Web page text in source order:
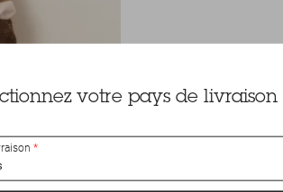
votre pays de livraison